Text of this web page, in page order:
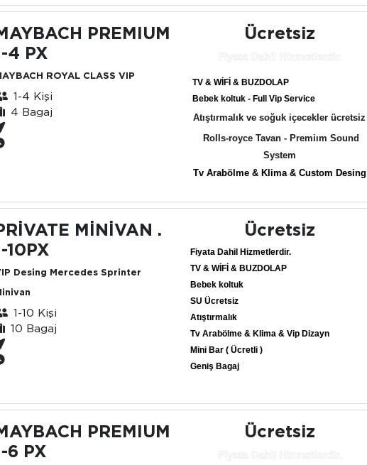
PREMIUM
4 PX
ROYAL CLASS VIP
1-4 Kişi
4 Bagaj
Ücretsiz
Fiyata Dahil Hizmetlerdir.
TV & WİFİ & BUZDOLAP
Bebek koltuk - Full Vip Service
Atıştırmalık ve soğuk içecekler ücretsiz
Rolls-royce Tavan - Premiım Sound
System
Tv Arabölme & Klima & Custom Desing
MİNİVAN .
10PX
Desing Mercedes Sprinter
1-10 Kişi
10 Bagaj
Ücretsiz
Fiyata Dahil Hizmetlerdir.
TV & WİFİ & BUZDOLAP
Bebek koltuk
SU Ücretsiz
Atıştırmalık
Tv Arabölme & Klima & Vip Dizayn
Mini Bar ( Ücretli )
Geniş Bagaj
PREMIUM
6 PX
Ücretsiz
Fiyata Dahil Hizmetlerdir.